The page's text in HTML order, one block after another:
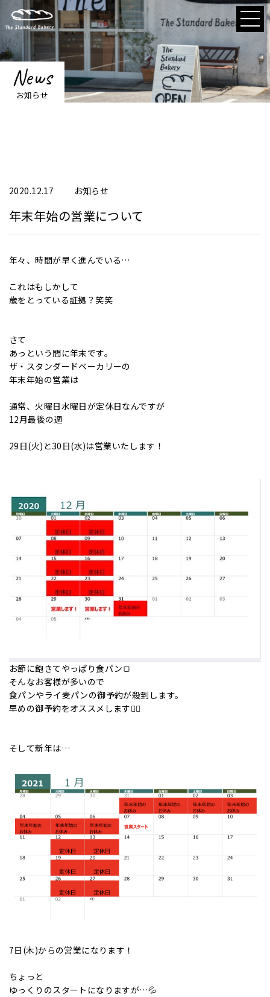
News
お知らせ
2020.12.17 お知らせ
年末年始の営業について
年々、時間が早く進んでいる…
これはもしかして
歳をとっている証拠？笑笑
さて
あっという間に年末です。
ザ・スタンダードベーカリーの
年末年始の営業は
通常、火曜日水曜日が定休日なんですが
12月最後の週
29日(火)と30日(水)は営業いたします！
お節に飽きてやっぱり食パン🍞
そんなお客様が多いので
食パンやライ麦パンの御予約が殺到します。
早めの御予約をオススメします🙇‍♂️
そして新年は…
7日(木)からの営業になります！
ちょっと
ゆっくりのスタートになりますが…💦